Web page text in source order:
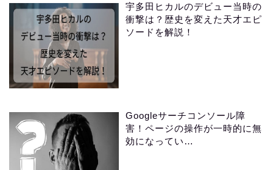
宇多田ヒカルのデビュー当時の
衝撃は？歴史を変えた天才エピ
ソードを解説！
Googleサーチコンソール障
害！ページの操作が一時的に無
効になってい…